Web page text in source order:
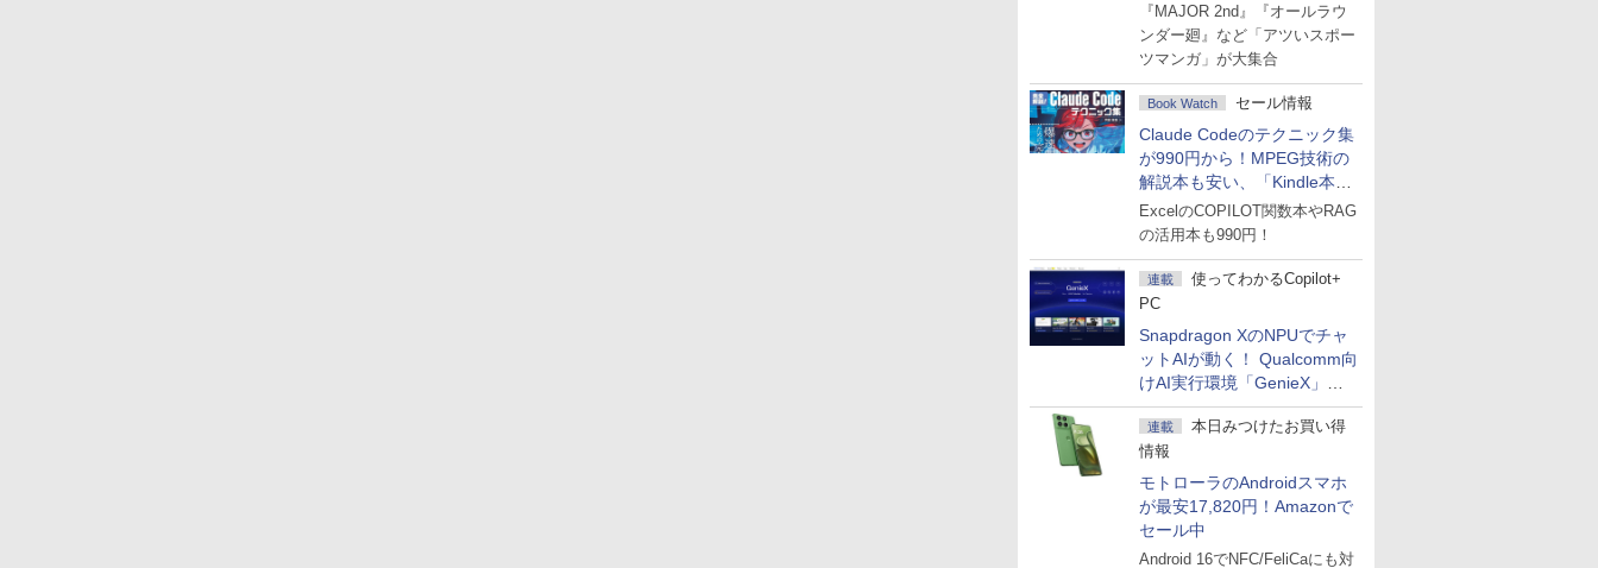
『MAJOR 2nd』『オールラウ
ンダー廻』など「アツいスポー
ツマンガ」が大集合
Book Watch セール情報
Claude Codeのテクニック集
が990円から！MPEG技術の
解説本も安い、「Kindle本サ
マーセール」第2弾開始！
ExcelのCOPILOT関数本やRAG
の活用本も990円！
連載
使ってわかるCopilot+
PC
Snapdragon XのNPUでチャ
ットAIが動く！ Qualcomm向
けAI実行環境「GenieX」を
試してみた
連載
本日みつけたお買い得
情報
モトローラのAndroidスマホ
が最安17,820円！Amazonで
セール中
Android 16でNFC/FeliCaにも対